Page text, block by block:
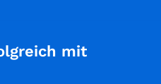
mit